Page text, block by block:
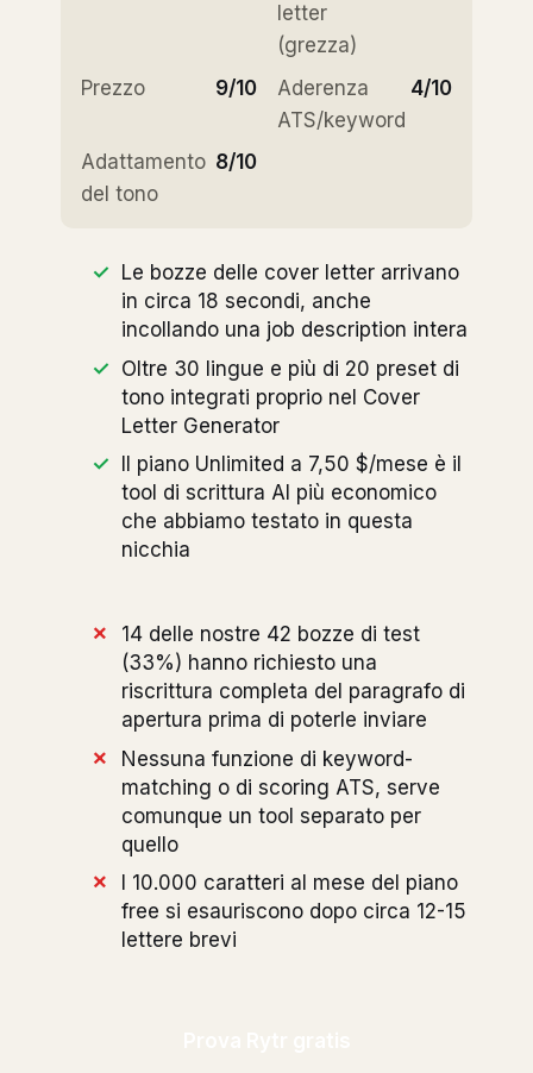
letter
(grezza)
Prezzo 9/10
Aderenza
ATS/keyword
4/10
Adattamento
del tono
8/10
Le bozze delle cover letter arrivano
in circa 18 secondi, anche
incollando una job description intera
Oltre 30 lingue e più di 20 preset di
tono integrati proprio nel Cover
Letter Generator
Il piano Unlimited a 7,50 $/mese è il
tool di scrittura AI più economico
che abbiamo testato in questa
nicchia
14 delle nostre 42 bozze di test
(33%) hanno richiesto una
riscrittura completa del paragrafo di
apertura prima di poterle inviare
Nessuna funzione di keyword-
matching o di scoring ATS, serve
comunque un tool separato per
quello
I 10.000 caratteri al mese del piano
free si esauriscono dopo circa 12-15
lettere brevi